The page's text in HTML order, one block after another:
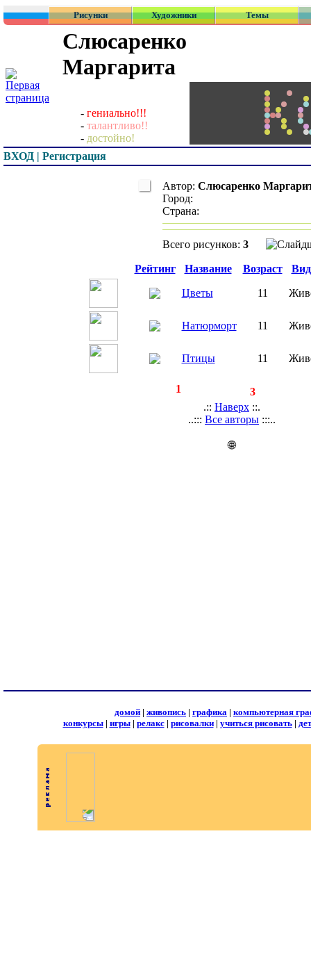
Рисунки Художники Темы
Слюсаренко
Маргарита
- гениально!!!
- талантливо!!
- достойно!
ВХОД | Регистрация
Автор: Слюсаренко
Город:
Страна:
Всего рисунков: 3
Рейтинг Название Возраст Вид
Цветы 11
Натюрморт 11
Птицы 11
1
3
.:: Наверх ::.
..::: Все авторы :::..
🌐
домой | живопись | графика | компьютерная
конкурсы| игры| релакс| рисовалки| учиться рисовать|